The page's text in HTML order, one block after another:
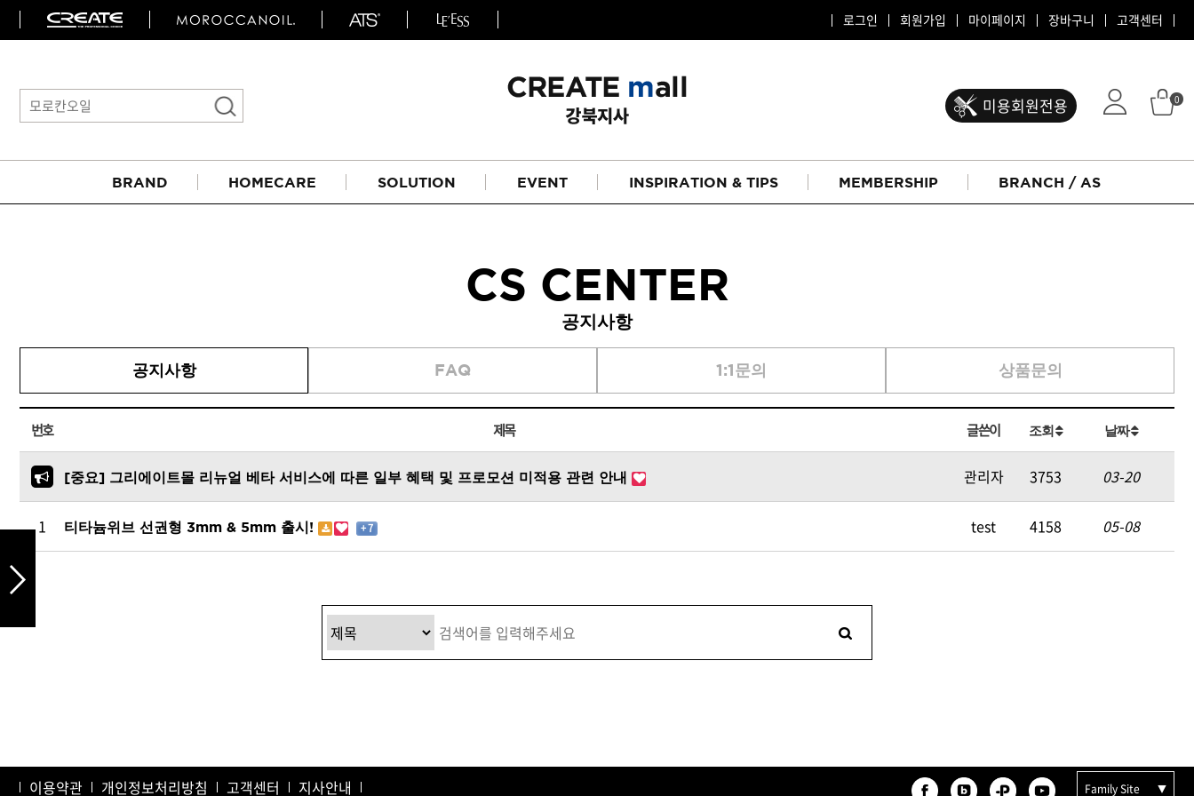
고객센터
장바구니
마이페이지
회원가입
로그인
미용회원전용 0
BRAND HOMECARE SOLUTION EVENT INSPIRATION & TIPS MEMBERSHIP BRANCH / AS
아이롱기
매직기
펌기
하이드레이션 라인
스무드 라인
텍스처
컬 라인
피니시 라인
브러시
ATS 퍼스티지
리버시
카미시
브레시
ATS 스타일뮤즈
글래미쉬
CS CENTER
공지사항
공지사항 FAQ 1:1문의 상품문의
번호 제목 글쓴이 조회 날짜
[중요] 그리에이트몰 리뉴얼 베타 서비스에 따른 일부 혜택 및 프로모션 미적용 관련 안내 관리자 3753 03-20
1 티타늄위브 선권형 3mm & 5mm 출시! + 7 test 4158 05-08
이용약관 개인정보처리방침 고객센터 지사안내 Family Site